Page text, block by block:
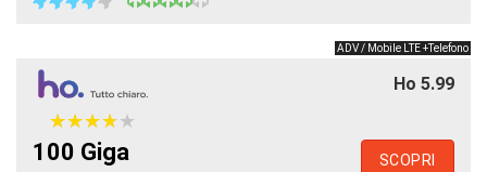
ADV / Mobile LTE +Telefono
Ho 5.99
★★★★★
★★★★★
100 Giga SCOPRI